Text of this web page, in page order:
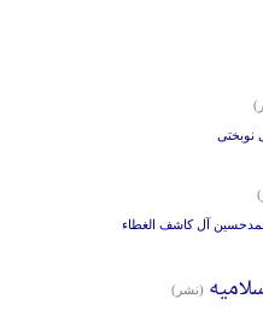
آل کاشف الغطاء
(نشر)